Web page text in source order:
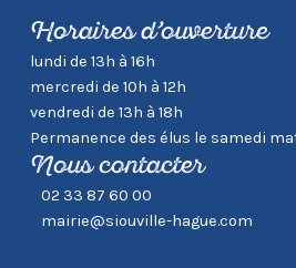
Horaires d’ouverture
lundi de 13h à 16h
mercredi de 10h à 12h
vendredi de 13h à 18h
Permanence des élus le samedi
Nous contacter
02 33 87 60 00
mairie@siouville-hague.com